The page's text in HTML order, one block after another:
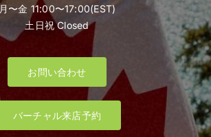
月〜金 11:00〜17:00(EST)
土日祝 Closed
お問い合わせ
バーチャル来店予約